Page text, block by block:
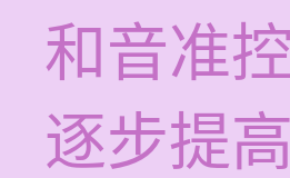
和音准
逐步提高